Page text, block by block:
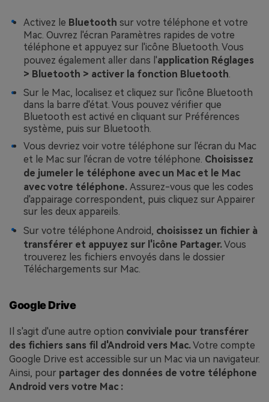
Activez le Bluetooth sur votre téléphone et votre
Mac. Ouvrez l'écran Paramètres rapides de votre
téléphone et appuyez sur l'icône Bluetooth. Vous
pouvez également aller dans l'application Réglages
> Bluetooth > activer la fonction Bluetooth.
Sur le Mac, localisez et cliquez sur l'icône Bluetooth
dans la barre d'état. Vous pouvez vérifier que
Bluetooth est activé en cliquant sur Préférences
système, puis sur Bluetooth.
Vous devriez voir votre téléphone sur l'écran du Mac
et le Mac sur l'écran de votre téléphone. Choisissez
de jumeler le téléphone avec un Mac et le Mac
avec votre téléphone. Assurez-vous que les codes
d'appairage correspondent, puis cliquez sur Appairer
sur les deux appareils.
Sur votre téléphone Android, choisissez un fichier à
transférer et appuyez sur l'icône Partager.Vous
trouverez les fichiers envoyés dans le dossier
Téléchargements sur Mac.
Google Drive
Il s'agit d'une autre option conviviale pour transférer
des fichiers sans fil d'Android vers Mac.Votre compte
Google Drive est accessible sur un Mac via un navigateur.
Ainsi, pour partager des données de votre téléphone
Android vers votre Mac :